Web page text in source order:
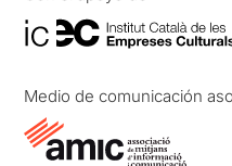
Medio de comunicación